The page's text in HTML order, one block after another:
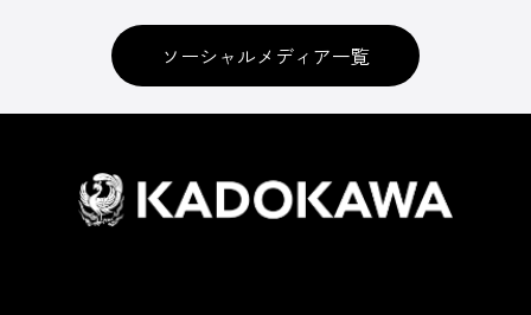
ソーシャルメディア一覧